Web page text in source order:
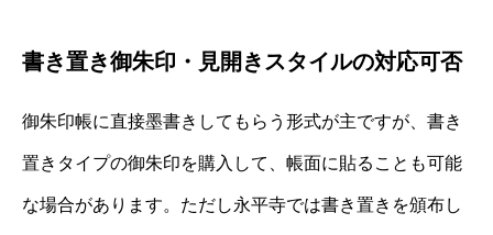
書き置き御朱印・見開きスタイルの対応可否
御朱印帳に直接墨書きしてもらう形式が主ですが、書き
置きタイプの御朱印を購入して、帳面に貼ることも可能
な場合があります。ただし永平寺では書き置きを頒布し